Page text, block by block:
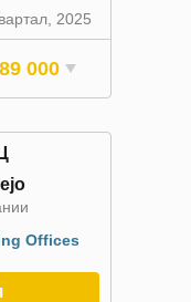
2025
000
Offices